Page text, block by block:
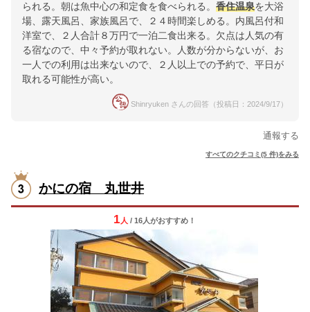
られる。朝は魚中心の和定食を食べられる。 香住温泉を大浴
場、露天風呂、家族風呂で、２４時間楽しめる。内風呂付和
洋室で、２人合計８万円で一泊二食出来る。欠点は人気の有
る宿なので、中々予約が取れない。人数が分からないが、お
一人での利用は出来ないので、２人以上での予約で、平日が
取れる可能性が高い。
Shinryuken さんの回答（投稿日：2024/9/17）
通報する
すべてのクチコミ(5 件)をみる
かにの宿 丸世井
1 人 / 16人がおすすめ！